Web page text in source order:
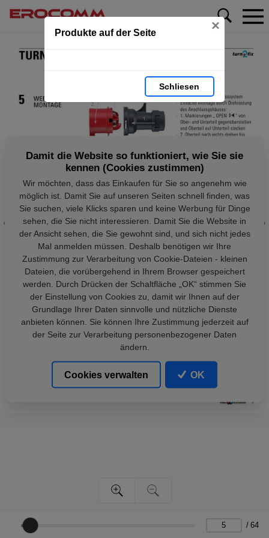
Produkte auf der Seite ×
Schliesen
/ 64
Damit die Website so funktioniert, wie Sie sie
kennen (Cookies zustimmen)
Wir möchten, dass das Einkaufen für Sie so angenehm wie
möglich ist. Damit Sie auf unseren Seiten schnell finden, was
Sie suchen, viele Klicks sparen und keine Werbung für Dinge
sehen, die Sie nicht interessieren. Damit Sie die Website in
der Ansicht sehen, die Sie gewohnt sind, und sich nicht jedes
Mal anmelden müssen. Deshalb benötigen wir Ihre
Zustimmung zur Verarbeitung von Cookie-Dateien - kleinen
Dateien, die vorübergehend in Ihrem Browser gespeichert
werden. Durch Drücken der Schaltfläche „OK“ stimmen Sie
der Einstellung von Cookies zu, damit wir Ihnen auf der
Grundlage Ihrer Daten sinnvolle und nützliche Dienste
anbieten können. Sie können Ihre Zustimmung jederzeit auf
der Seite zur Verarbeitung personenbezogener Daten
ändern.
Cookies verwalten OK